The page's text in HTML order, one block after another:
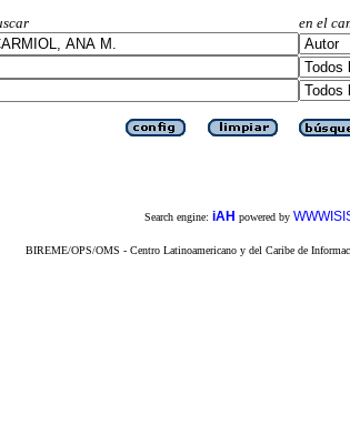
en el
Search engine: iAH powered by
BIREME/OPS/OMS - Centro Latinoamericano y del Caribe de